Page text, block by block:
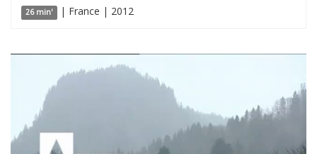
26 min' | France | 2012